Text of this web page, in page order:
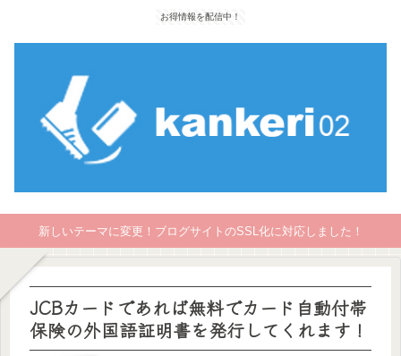
お得情報を配信中！
新しいテーマに変更！ブログサイトのSSL化に対応しました！
JCBカードであれば無料でカード自動付帯
保険の外国語証明書を発行してくれます！